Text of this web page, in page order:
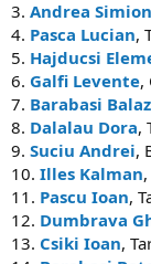
3. Andrea Simion
4. Pasca Lucian,
5. Hajducsi
6. Galfi Levente,
7. Barabasi
8. Dalalau Dora,
9. Suciu Andrei,
10. Illes Kalman
11. Pascu Ioan,
12. Dumbrava
13. Csiki Ioan,